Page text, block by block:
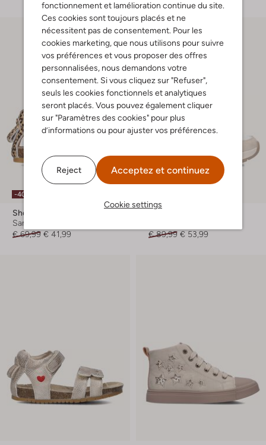
fonctionnement et lamélioration continue du site.
Ces cookies sont toujours placés et ne
nécessitent pas de consentement. Pour les
cookies marketing, que nous utilisons pour suivre
vos préférences et vous proposer des offres
personnalisées, nous demandons votre
consentement. Si vous cliquez sur "Refuser",
seuls les cookies fonctionnels et analytiques
seront placés. Vous pouvez également cliquer
sur "Paramètres des cookies" pour plus
d’informations ou pour ajuster vos préférences.
Reject Acceptez et continuez
Cookie settings
-40%
Shoesme
Sandales plates
€ 69,99 € 41,99
€ 89,99 € 53,99